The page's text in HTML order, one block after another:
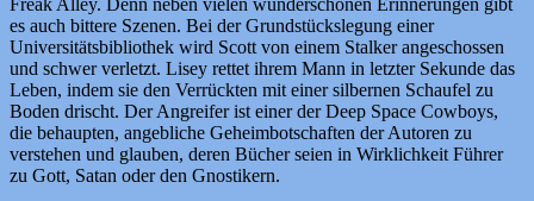
es auch bittere Szenen. Bei der Grundstückslegung einer
Universitätsbibliothek wird Scott von einem Stalker angeschossen
und schwer verletzt. Lisey rettet ihrem Mann in letzter Sekunde das
Leben, indem sie den Verrückten mit einer silbernen Schaufel zu
Boden drischt. Der Angreifer ist einer der Deep Space Cowboys,
die behaupten, angebliche Geheimbotschaften der Autoren zu
verstehen und glauben, deren Bücher seien in Wirklichkeit Führer
zu Gott, Satan oder den Gnostikern.